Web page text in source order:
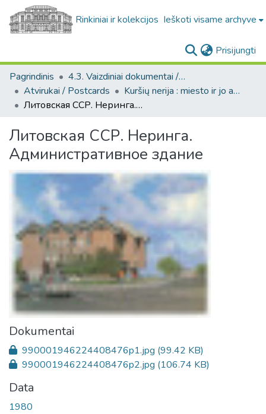
Rinkiniai ir kolekcijos Ieškoti visame archyve
Prisijungti
Pagrindinis
4.3. Vaizdiniai dokumentai / Visual documents
Atvirukai / Postcards
Kuršių nerija : miesto ir jo apylinkių fotografinių atvirukų kolekcija, [1925-1990]
Литовская ССР. Неринга. Административное здание
Литовская ССР. Неринга.
Административное здание
Dokumentai
990001946224408476p1.jpg (99.42 KB)
990001946224408476p2.jpg (106.74 KB)
Data
1980